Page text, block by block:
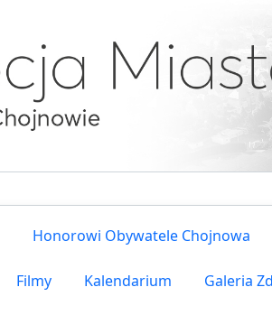
Honorowi Obywatele Chojnowa
Filmy Kalendarium Galeria